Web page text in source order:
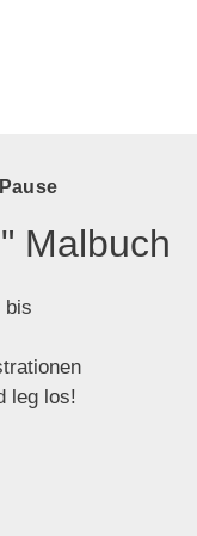
Malbuch
bis
leg los!